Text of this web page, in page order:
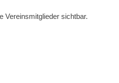
Vereinsmitglieder sichtbar.